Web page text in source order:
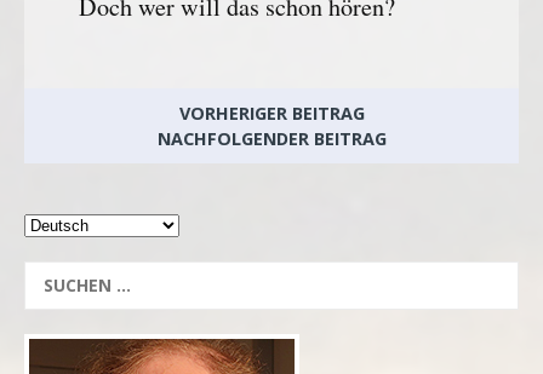
Doch wer will das schon hören?
VORHERIGER BEITRAG
NACHFOLGENDER BEITRAG